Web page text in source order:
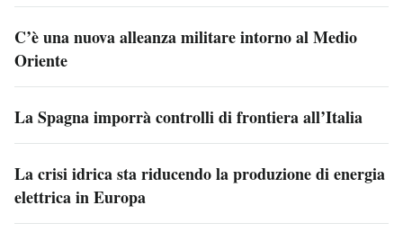
C’è una nuova alleanza militare intorno al Medio
Oriente
La Spagna imporrà controlli di frontiera all’Italia
La crisi idrica sta riducendo la produzione di energia
elettrica in Europa